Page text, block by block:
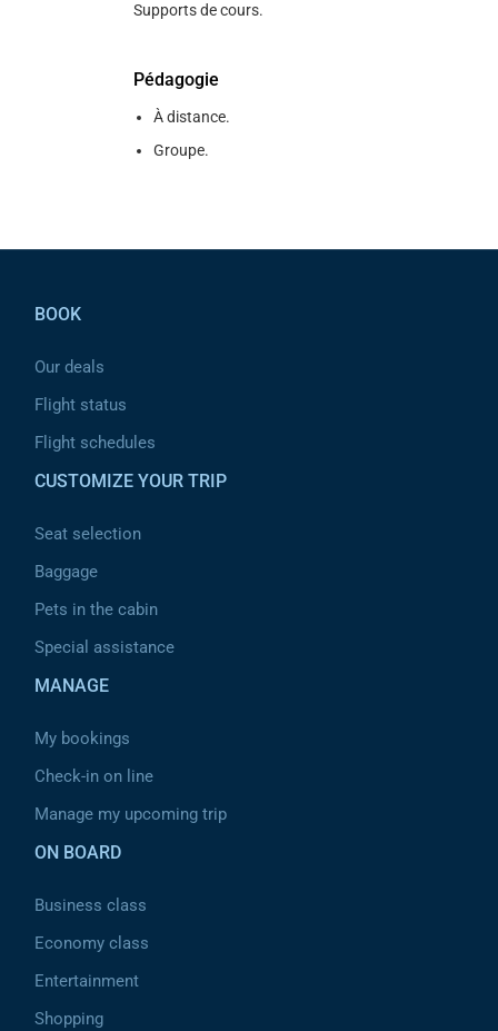
Supports de cours.
Pédagogie
À distance.
Groupe.
BOOK
Our deals
Flight status
Flight schedules
CUSTOMIZE YOUR TRIP
Seat selection
Baggage
Pets in the cabin
Special assistance
MANAGE
My bookings
Check-in on line
Manage my upcoming trip
ON BOARD
Business class
Economy class
Entertainment
Shopping